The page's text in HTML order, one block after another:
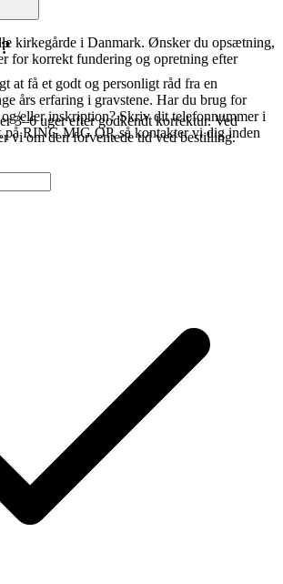
kirkegårde i Danmark. Ønsker du opsætning,
for korrekt fundering og opretning efter
3–6 uger efter godkendt korrektur. Ved
vi om den forventede tid ved bestilling.
at få et godt og personligt råd fra en
års erfaring i gravstene. Har du brug for
eller inskription? Skriv dit telefonnummer i
RING MIG OP, så kontakter vi dig inden